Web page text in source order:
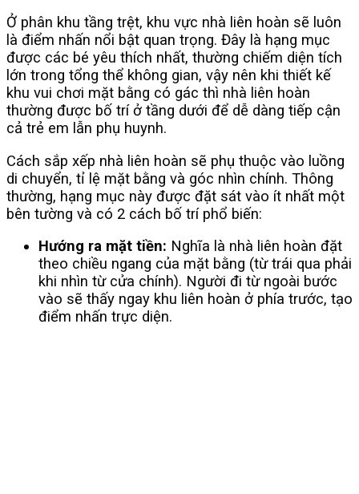
Ở phân khu tầng trệt, khu vực nhà liên hoàn sẽ luôn
là điểm nhấn nổi bật quan trọng. Đây là hạng mục
được các bé yêu thích nhất, thường chiếm diện tích
lớn trong tổng thể không gian, vậy nên khi thiết kế
khu vui chơi mặt bằng có gác thì nhà liên hoàn
thường được bố trí ở tầng dưới để dễ dàng tiếp cận
cả trẻ em lẫn phụ huynh.
Cách sắp xếp nhà liên hoàn sẽ phụ thuộc vào luồng
di chuyển, tỉ lệ mặt bằng và góc nhìn chính. Thông
thường, hạng mục này được đặt sát vào ít nhất một
bên tường và có 2 cách bố trí phổ biến:
Hướng ra mặt tiền: Nghĩa là nhà liên hoàn đặt
theo chiều ngang của mặt bằng (từ trái qua phải
khi nhìn từ cửa chính). Người đi từ ngoài bước
vào sẽ thấy ngay khu liên hoàn ở phía trước, tạo
điểm nhấn trực diện.